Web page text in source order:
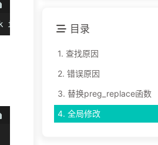
instead 目录
1. 查找原因
2. 错误原因
3. 替换preg_replace函数
4. 全局修改